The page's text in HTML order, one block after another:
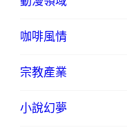
咖啡風情
宗教產業
小說幻夢